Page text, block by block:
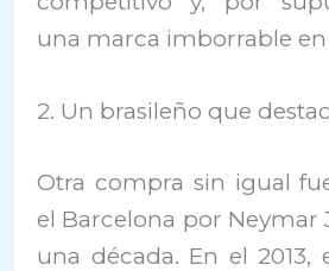
una marca imborrable
2. Un brasileño que
Otra compra sin igual
el Barcelona por Neymar
una década. En el